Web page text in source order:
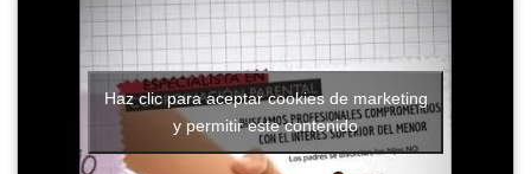
Haz clic para aceptar cookies de marketing
y permitir este contenido